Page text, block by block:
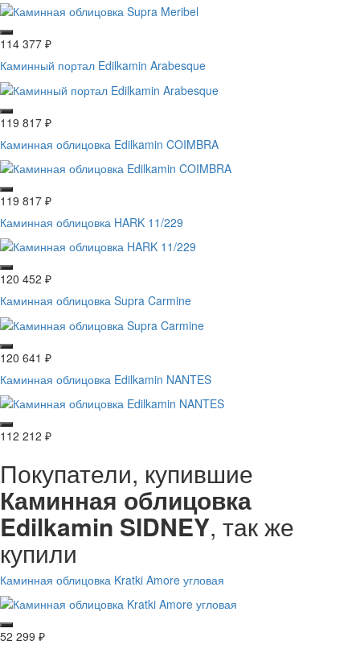
114 377 ₽
Каминный портал Edilkamin Arabesque
119 817 ₽
Каминная облицовка Edilkamin COIMBRA
119 817 ₽
Каминная облицовка HARK 11/229
120 452 ₽
Каминная облицовка Supra Carmine
120 641 ₽
Каминная облицовка Edilkamin NANTES
112 212 ₽
Покупатели, купившие
Каминная облицовка
Edilkamin SIDNEY, так же
купили
Каминная облицовка Kratki Amore угловая
52 299 ₽